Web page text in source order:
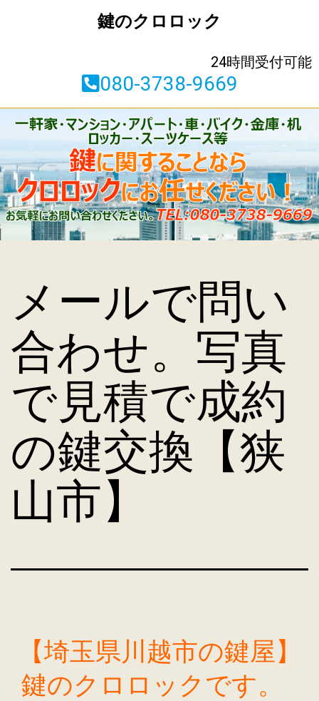
鍵のクロロック
24時間受付可能
080-3738-9669
メールで問い
合わせ。写真
で見積で成約
の鍵交換【狭
山市】
【埼玉県川越市の鍵屋】
鍵のクロロックです。